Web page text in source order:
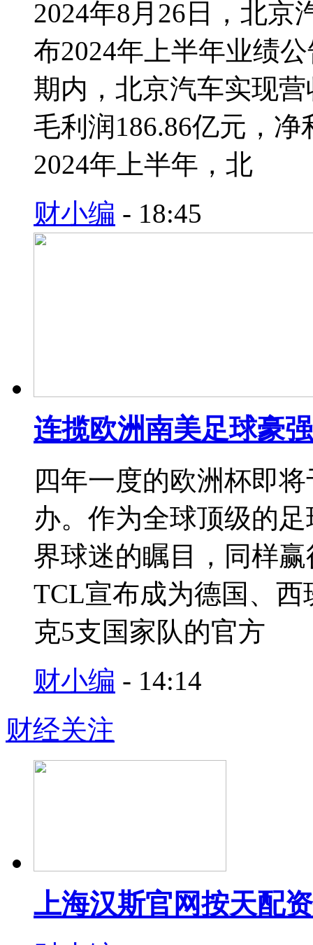
2024年8月26日，北京
布2024年上半年业绩
期内，北京汽车实现
毛利润186.86亿元，
2024年上半年，北
财小编 - 18:45
连揽欧洲南美足球豪
四年一度的欧洲杯即
办。作为全球顶级的
界球迷的瞩目，同样
TCL宣布成为德国、
克5支国家队的官方
财小编 - 14:14
财经关注
上海汉斯官网按天配